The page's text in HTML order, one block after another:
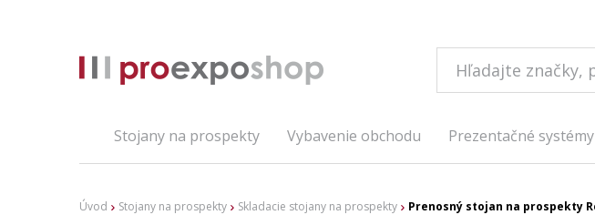
Stojany na prospekty Vybavenie obchodu Prezentačné systémy
Úvod Stojany na prospekty Skladacie stojany na prospekty Prenosný stojan na prospekty